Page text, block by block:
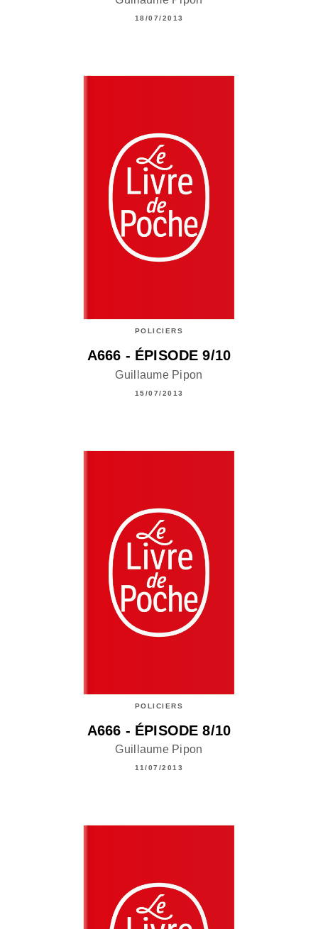
18/07/2013
POLICIERS
A666 - ÉPISODE 9/10
Guillaume Pipon
15/07/2013
POLICIERS
A666 - ÉPISODE 8/10
Guillaume Pipon
11/07/2013